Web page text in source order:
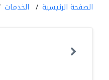
الصفحة الرئيسية الخدمات